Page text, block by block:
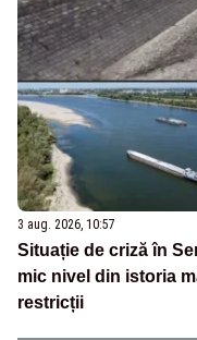
3 aug. 2026, 10:57
Situație de criză în
mic nivel din istoria
restricții